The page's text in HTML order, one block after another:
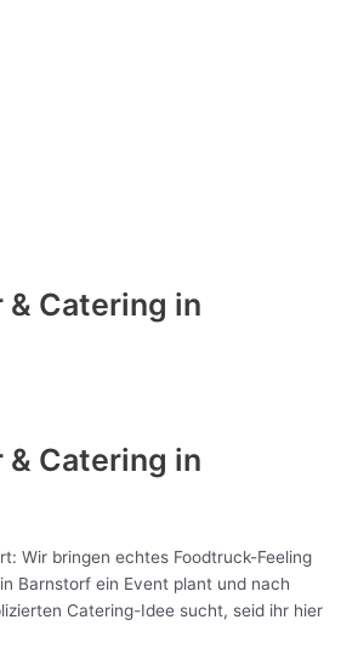
& Catering in
& Catering in
Wir bringen echtes Foodtruck-Feeling
Barnstorf ein Event plant und nach
Catering-Idee sucht, seid ihr hier